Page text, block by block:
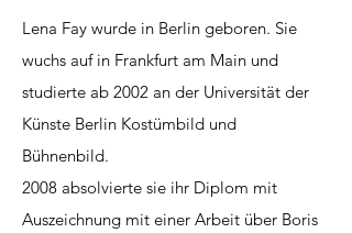
Lena Fay wurde in Berlin geboren. Sie
wuchs auf in Frankfurt am Main und
studierte ab 2002 an der Universität der
Künste Berlin Kostümbild und
Bühnenbild.
2008 absolvierte sie ihr Diplom mit
Auszeichnung mit einer Arbeit über Boris